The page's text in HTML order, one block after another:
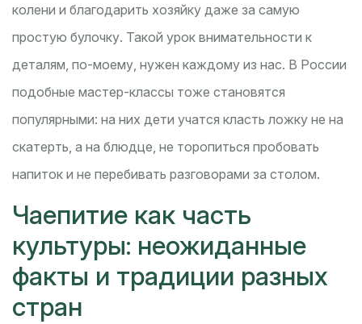
колени и благодарить хозяйку даже за самую
простую булочку. Такой урок внимательности к
деталям, по-моему, нужен каждому из нас. В России
подобные мастер-классы тоже становятся
популярными: на них дети учатся класть ложку не на
скатерть, а на блюдце, не торопиться пробовать
напиток и не перебивать разговорами за столом.
Чаепитие как часть
культуры: неожиданные
факты и традиции разных
стран